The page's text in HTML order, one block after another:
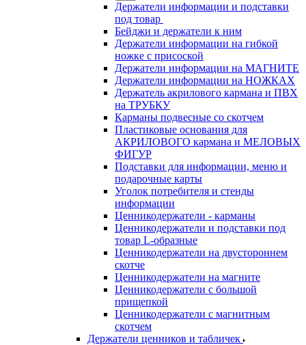
Держатели информации и подставки
под товар
Бейджи и держатели к ним
Держатели информации на гибкой
ножке с присоской
Держатели информации на МАГНИТЕ
Держатели информации на НОЖКАХ
Держатель акрилового кармана и ПВХ
на ТРУБКУ
Карманы подвесные со скотчем
Пластиковые основания для
АКРИЛОВОГО кармана и МЕЛОВЫХ
ФИГУР
Подставки для информации, меню и
подарочные карты
Уголок потребителя и стенды
информации
Ценникодержатели - карманы
Ценникодержатели и подставки под
товар L-образные
Ценникодержатели на двустороннем
скотче
Ценникодержатели на магните
Ценникодержатели с большой
прищепкой
Ценникодержатели с магнитным
скотчем
Держатели ценников и табличек